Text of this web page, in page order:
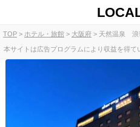
TOP ホテル・旅館 大阪府 天然温泉 浪
本サイトは広告プログラムにより収益を得て